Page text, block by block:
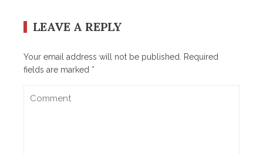
LEAVE A REPLY
Your email address will not be published.
Required
fields are marked *